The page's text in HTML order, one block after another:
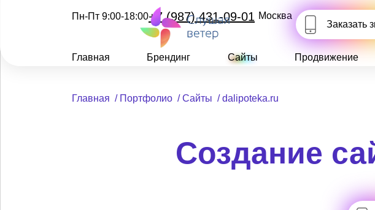
Пн-Пт 9:00-18:00+7 (987) 431-09-01 Москва
Заказать
Главная Брендинг Сайты Продвижение
Главная / Портфолио / Сайты / dalipoteka.ru
Создание